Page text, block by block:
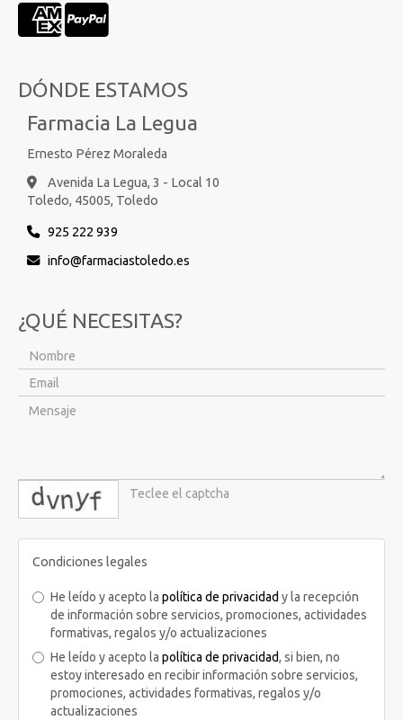
DÓNDE ESTAMOS
Farmacia La Legua
Ernesto Pérez Moraleda
Avenida La Legua, 3 - Local 10
Toledo, 45005, Toledo
925 222 939
info
farmaciastoledo.es
¿QUÉ NECESITAS?
captcha
Condiciones legales
He leído y acepto la política de privacidad y la recepción
de información sobre servicios, promociones, actividades
formativas, regalos y/o actualizaciones
He leído y acepto la política de privacidad, si bien, no
estoy interesado en recibir información sobre servicios,
promociones, actividades formativas, regalos y/o
actualizaciones